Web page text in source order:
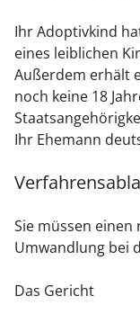
Ihr Adoptivkind
eines leiblichen
Außerdem erhält
noch keine 18
Ihr Ehemann
Sie müssen
Umwandlung bei
Das Gericht